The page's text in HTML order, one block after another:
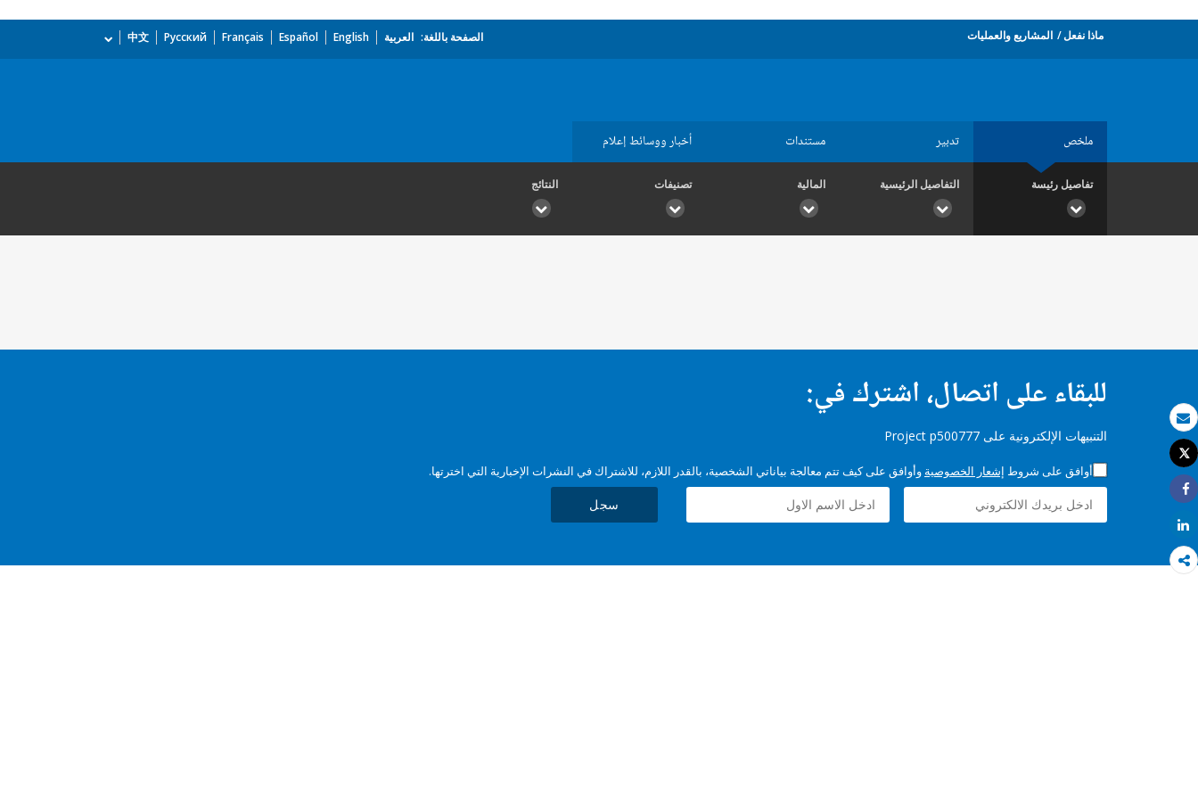
بريد الكتروني
طباعة
Tweet
Share
Share
ماذا نفعل المشاريع والعمليات الصفحة باللغة: العربية English
Español
Français
Русский
中文
ملخص تدبير مستندات أخبار ووسائط إعلام
تفاصيل رئيسة التفاصيل الرئيسية المالية تصنيفات النتائج
للبقاء على اتصال، اشترك في:
التنبيهات الإلكترونية على Project p500777
أوافق على شروط إشعار الخصوصية وأوافق على كيف تتم معالجة بياناتي الشخصية، بالقدر اللازم، للاشتراك في النشرات الإخبارية التي اخترتها.
سجل